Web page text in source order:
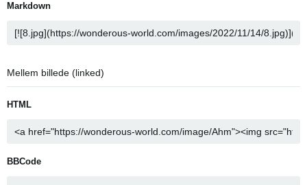
Markdown
Mellem billede (linked)
HTML
BBCode